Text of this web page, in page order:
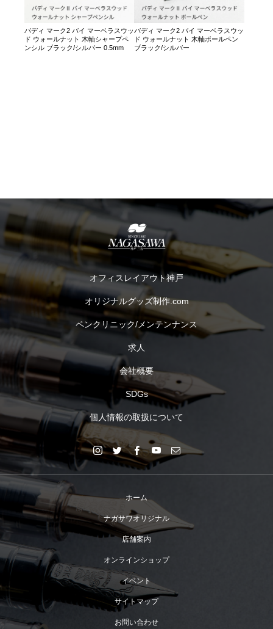
バディ マーク2 バイ マーベラスウッ
ド ウォールナット 木軸シャープペ
ンシル ブラック/シルバー 0.5mm
バディ マーク2 バイ マーベラスウッ
ド ウォールナット 木軸ボールペン
ブラック/シルバー
オフィスレイアウト神戸
オリジナルグッズ制作.com
ペンクリニック/メンテンナンス
求人
会社概要
SDGs
個人情報の取扱について
ホーム
ナガサワオリジナル
店舗案内
オンラインショップ
イベント
サイトマップ
お問い合わせ